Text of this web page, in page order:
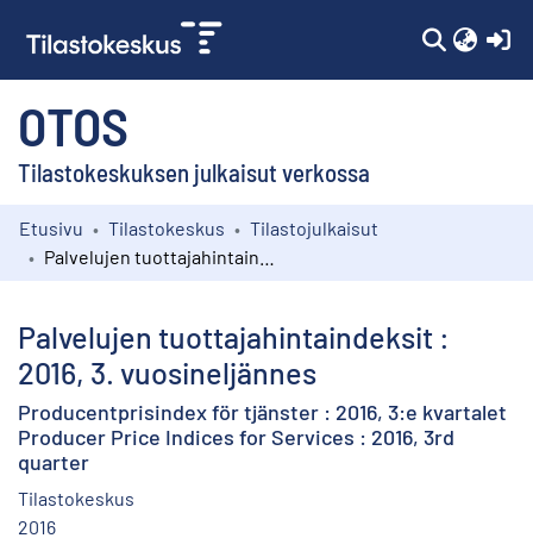
OTOS
Tilastokeskuksen julkaisut verkossa
Kokoelmat
Etusivu Tilastokeskus
Tilastojulkaisut
Palvelujen tuottajahintaindeksit :
2016, 3. vuosineljännes
Producentprisindex för tjänster : 2016, 3:e kvartalet
Producer Price Indices for Services : 2016, 3rd
quarter
Tilastokeskus
2016